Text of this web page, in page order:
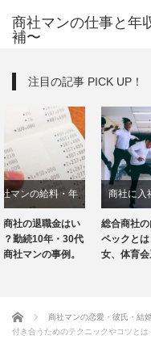
商社マンの仕事と年
補〜
注目の記事 PICK UP！
商社に入社する方法
総合商社の内定者のス
ペックとは？帰国子
女、体育会系が多い？
商
「総
し
社マ
ホーム 商社マンの恋愛・彼氏・結
付き合うためのテクニックやコツとは